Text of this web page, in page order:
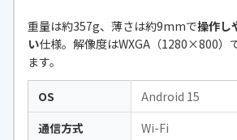
重量は約357g、薄さは約9mmで操作し
い仕様。解像度はWXGA（1280×800）
ます。
OS
Android 15
通信方式
Wi-Fi